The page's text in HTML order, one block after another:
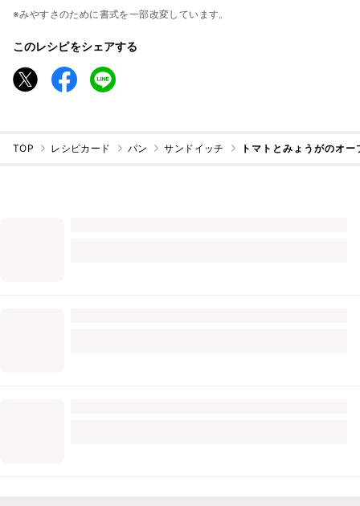
※みやすさのために書式を一部改変しています。
このレシピをシェアする
TOP レシピカード パン サンドイッチ トマトとみょうがのオー